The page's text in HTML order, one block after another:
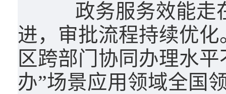
政务服务效能走在
进，审批流程持续优
区跨部门协同办理水
办”场景应用领域全国